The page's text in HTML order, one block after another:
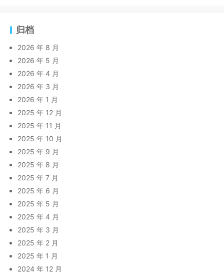
归档
2026 年 8 月
2026 年 5 月
2026 年 4 月
2026 年 3 月
2026 年 1 月
2025 年 12 月
2025 年 11 月
2025 年 10 月
2025 年 9 月
2025 年 8 月
2025 年 7 月
2025 年 6 月
2025 年 5 月
2025 年 4 月
2025 年 3 月
2025 年 2 月
2025 年 1 月
2024 年 12 月